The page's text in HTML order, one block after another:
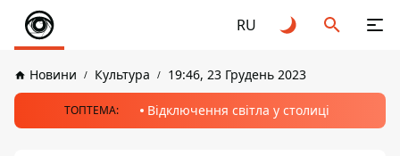
RU
Новини Культура 19:46, 23 Грудень 2023
ТОПТЕМА: Відключення світла у столиці